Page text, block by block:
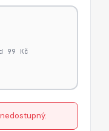
99 Kč